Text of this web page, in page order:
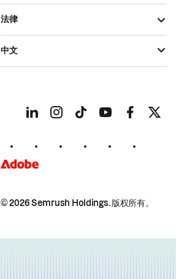
© 2026 Semrush Holdings.版权所有。
法律
中文